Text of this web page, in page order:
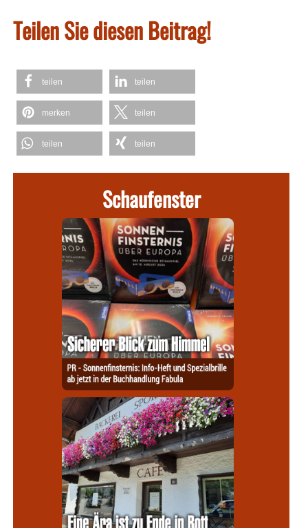
Teilen Sie diesen Beitrag!
teilen teilen
merken teilen
teilen teilen
Schaufenster